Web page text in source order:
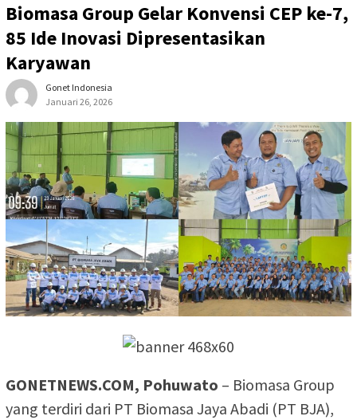
Biomasa Group Gelar Konvensi CEP ke-7,
85 Ide Inovasi Dipresentasikan
Karyawan
Gonet Indonesia
Januari 26, 2026
GONETNEWS.COM, Pohuwato – Biomasa Group
yang terdiri dari PT Biomasa Jaya Abadi (PT BJA),